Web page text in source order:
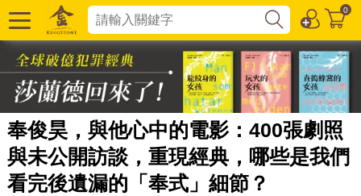
0
奉俊昊，與他心中的電影：400張劇照
與未公開訪談，重現經典，哪些是我們
看完後遺漏的「奉式」細節？